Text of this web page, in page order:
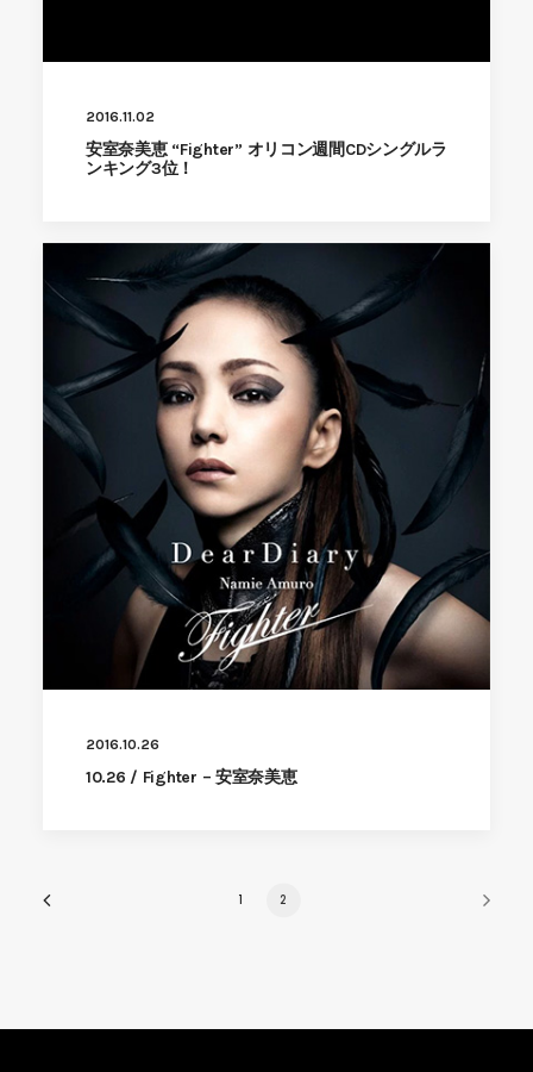
2016.11.02
安室奈美恵 “Fighter” オリコン週間CDシングルラ
ンキング3位！
2016.10.26
10.26 / Fighter – 安室奈美恵
1 2